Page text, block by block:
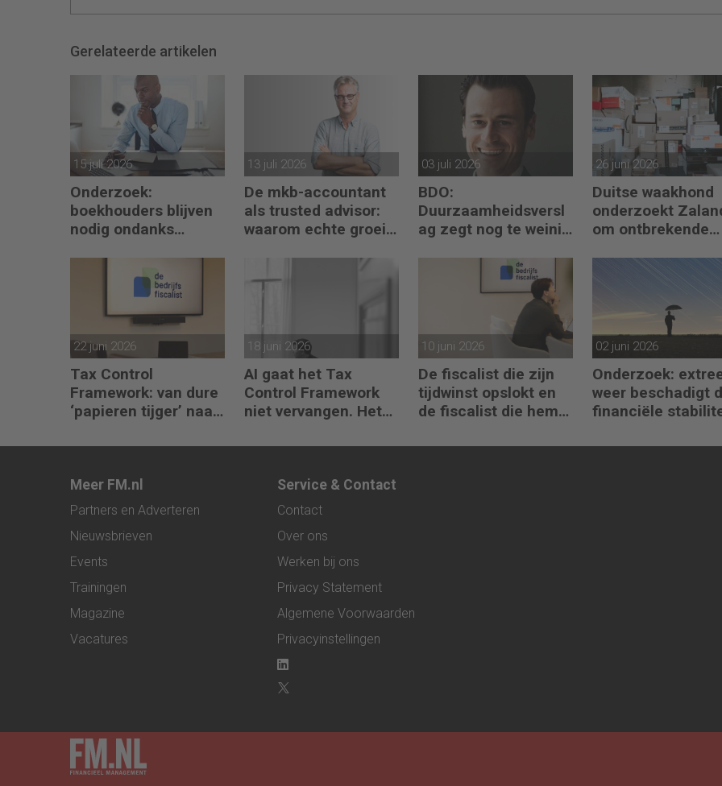
Gerelateerde artikelen
15 juli 2026
Onderzoek:
boekhouders blijven
nodig ondanks
13 juli 2026
De mkb-accountant
als trusted advisor:
waarom echte groei
03 juli 2026
BDO:
Duurzaamheidsversl
ag zegt nog te weinig
26 juni 2026
Duitse waakhond
onderzoekt
om ontbrekende
22 juni 2026
Tax Control
Framework: van dure
‘papieren tijger’ naar
18 juni 2026
AI gaat het Tax
Control Framework
niet vervangen. Het
kan doorvragen
belangrijker
10 juni 2026
De fiscalist die zijn
tijdwinst opslokt en
de fiscalist die hem
02 juni 2026
Onderzoek:
weer beschadigt
financiële
Meer FM.nl
Partners en Adverteren
Nieuwsbrieven
Events
Trainingen
Magazine
Vacatures
Service & Contact
Contact
Over ons
Werken bij ons
Privacy Statement
Algemene Voorwaarden
Privacyinstellingen